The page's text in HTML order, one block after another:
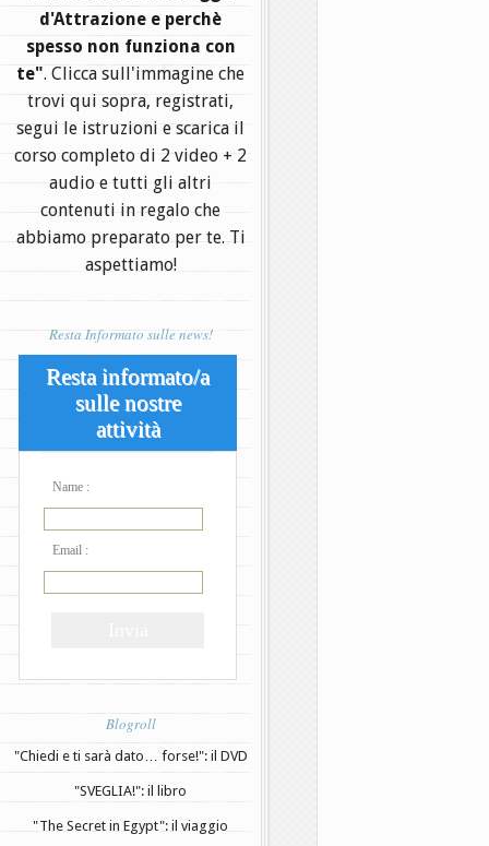
d'Attrazione e perchè
spesso non funziona con
te". Clicca sull'immagine che
trovi qui sopra, registrati,
segui le istruzioni e scarica il
corso completo di 2 video + 2
audio e tutti gli altri
contenuti in regalo che
abbiamo preparato per te. Ti
aspettiamo!
Resta Informato sulle news!
Resta informato/a
sulle nostre
attività
Name :
Email :
Blogroll
"Chiedi e ti sarà dato… forse!": il DVD
"SVEGLIA!": il libro
"The Secret in Egypt": il viaggio